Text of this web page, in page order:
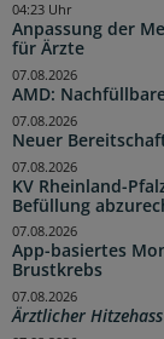
Anpassung der
für Ärzte
04:23 Uhr
AMD:
07.08.2026
Neuer
07.08.2026
KV Rheinland-
Befüllung
07.08.2026
App-basiertes
Brustkrebs
07.08.2026
Ärztlicher Hitzehass
07.08.2026